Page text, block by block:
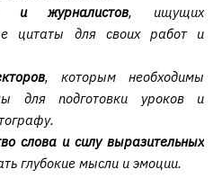
и журналистов, ищущих
цитаты для своих работ и
, которым необходимы
для подготовки уроков и
слова и силу выразительных
глубокие мысли и эмоции.